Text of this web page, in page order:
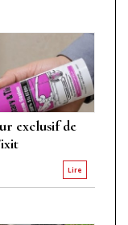
exclusif de
Lire